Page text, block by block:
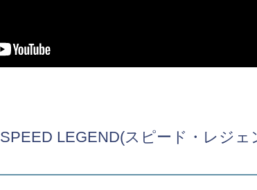
SPEED LEGEND(スピード・レジェ